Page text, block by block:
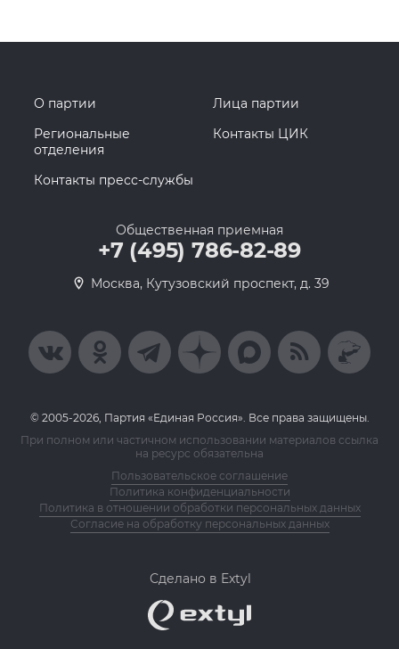
О партии
Лица партии
Региональные
отделения
Контакты ЦИК
Контакты пресс-службы
Общественная приемная
+7 (495) 786-82-89
Москва, Кутузовский проспект, д. 39
© 2005-2026, Партия «Единая Россия». Все права защищены.
При полном или частичном использовании материалов ссылка
на ресурс обязательна
Пользовательское соглашение
Политика конфиденциальности
Политика в отношении обработки персональных данных
Согласие на обработку персональных данных
Сделано в Extyl